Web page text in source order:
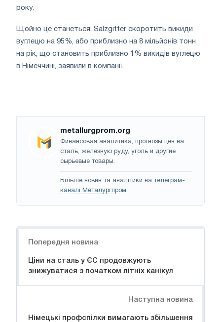
року.
Щойно це станеться, Salzgitter скоротить викиди
вуглецю на 95%, або приблизно на 8 мільйонів тонн
на рік, що становить приблизно 1% викидів вуглецю
в Німеччині, заявили в компанії.
metallurgprom.org
Финансовая аналитика, прогнозы цен на
сталь, железную руду, уголь и другие
сырьевые товары.
Більше новин та аналітики на телеграм-
каналі Металургпром.
Попередня новина
Ціни на сталь у ЄС продовжують
знижуватися з початком літніх канікул
Наступна новина
Німецькі профспілки вимагають збільшення